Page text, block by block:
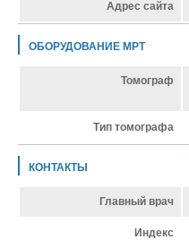
Адрес сайта
ОБОРУДОВАНИЕ МРТ
Томограф
Тип томографа
КОНТАКТЫ
Главный врач
Индекс